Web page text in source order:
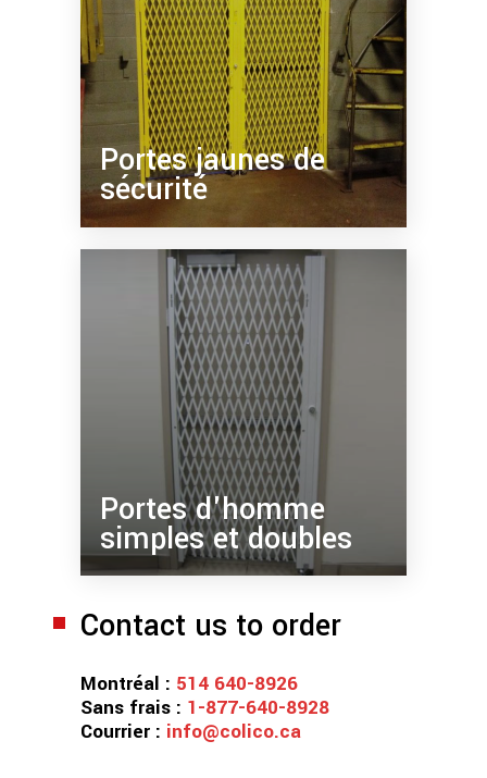
Portes jaunes de
sécurité
Portes d'homme
simples et doubles
Contact us to order
Montréal : 514 640-8926
Sans frais : 1-877-640-8928
Courrier : info@colico.ca